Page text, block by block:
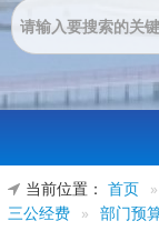
当前位置： 首页 »
三公经费 » 部门预